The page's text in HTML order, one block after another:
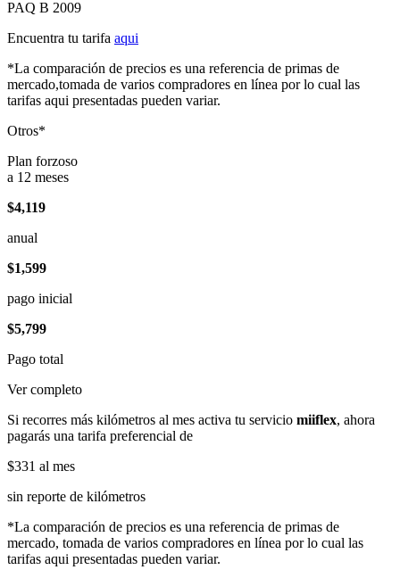
PAQ B 2009
Encuentra tu tarifa aqui
*La comparación de precios es una referencia de primas de
mercado,tomada de varios compradores en línea por lo cual las
tarifas aqui presentadas pueden variar.
Otros*
Plan forzoso
a 12 meses
$4,119
anual
$1,599
pago inicial
$5,799
Pago total
Ver completo
Si recorres más kilómetros al mes activa tu servicio miiflex, ahora
pagarás una tarifa preferencial de
$331 al mes
sin reporte de kilómetros
*La comparación de precios es una referencia de primas de
mercado, tomada de varios compradores en línea por lo cual las
tarifas aqui presentadas pueden variar.